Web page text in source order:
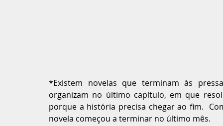
*Existem novelas que terminam às
organizam no último capítulo, em que
porque a história precisa chegar ao fim.
novela começou a terminar no último mês.